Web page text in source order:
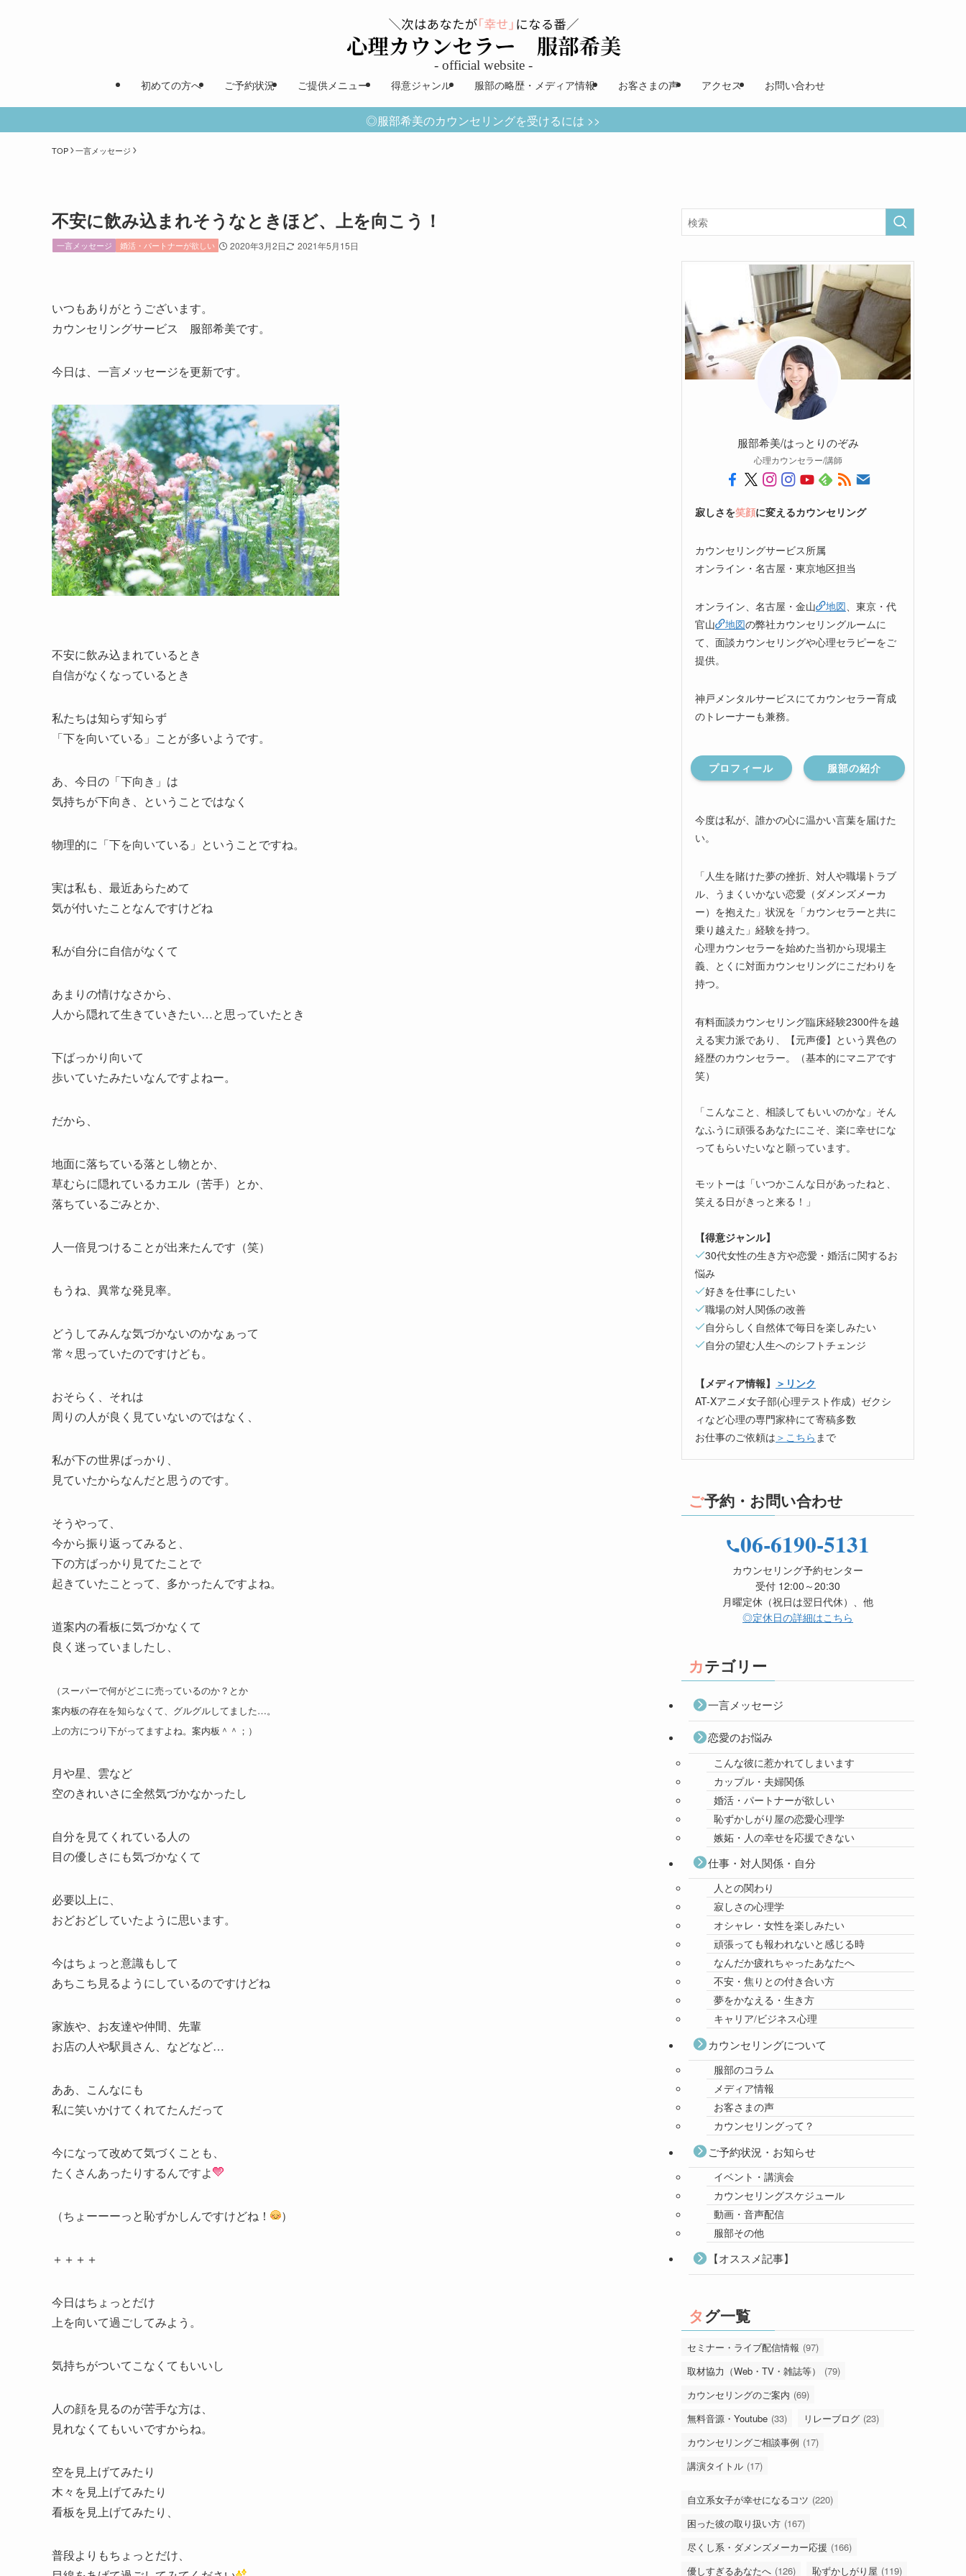
初めての方へ ご予約状況 ご提供メニュー 得意ジャンル 服部の略歴・メディア情報 お客さまの声 アクセス お問い合わせ
◎服部希美のカウンセリングを受けるには >>
TOP 一言メッセージ
不安に飲み込まれそうなときほど、上を向こう！
一言メッセージ 婚活・パートナーが欲しい 2020年3月2日 2021年5月15日
いつもありがとうございます。
カウンセリングサービス 服部希美です。
今日は、一言メッセージを更新です。
不安に飲み込まれているとき
自信がなくなっているとき
私たちは知らず知らず
「下を向いている」ことが多いようです。
あ、今日の「下向き」は
気持ちが下向き、ということではなく
物理的に「下を向いている」ということですね。
実は私も、最近あらためて
気が付いたことなんですけどね
私が自分に自信がなくて
あまりの情けなさから、
人から隠れて生きていきたい…と思っていたとき
下ばっかり向いて
歩いていたみたいなんですよねー。
だから、
地面に落ちている落とし物とか、
草むらに隠れているカエル（苦手）とか、
落ちているごみとか、
人一倍見つけることが出来たんです（笑）
もうね、異常な発見率。
どうしてみんな気づかないのかなぁって
常々思っていたのですけども。
おそらく、それは
周りの人が良く見ていないのではなく、
私が下の世界ばっかり、
見ていたからなんだと思うのです。
そうやって、
今から振り返ってみると、
下の方ばっかり見てたことで
起きていたことって、多かったんですよね。
道案内の看板に気づかなくて
良く迷っていましたし、
（スーパーで何がどこに売っているのか？とか
案内板の存在を知らなくて、グルグルしてました…。
上の方につり下がってますよね。案内板＾＾；）
月や星、雲など
空のきれいさに全然気づかなかったし
自分を見てくれている人の
目の優しさにも気づかなくて
必要以上に、
おどおどしていたように思います。
今はちょっと意識もして
あちこち見るようにしているのですけどね
家族や、お友達や仲間、先輩
お店の人や駅員さん、などなど…
ああ、こんなにも
私に笑いかけてくれてたんだって
今になって改めて気づくことも、
たくさんあったりするんですよ
（ちょーーーっと恥ずかしんですけどね！ ）
＋＋＋＋
今日はちょっとだけ
上を向いて過ごしてみよう。
気持ちがついてこなくてもいいし
人の顔を見るのが苦手な方は、
見れなくてもいいですからね。
空を見上げてみたり
木々を見上げてみたり
看板を見上げてみたり、
普段よりもちょっとだけ、
服部希美/はっとりのぞみ
心理カウンセラー/講師
寂しさを笑顔に変えるカウンセリング
カウンセリングサービス所属
オンライン・名古屋・東京地区担当
オンライン、名古屋・金山 地図、東京・代
官山
地図の弊社カウンセリングルームに
て、面談カウンセリングや心理セラピーをご
提供。
神戸メンタルサービスにてカウンセラー育成
のトレーナーも兼務。
プロフィール 服部の紹介
今度は私が、誰かの心に温かい言葉を届けた
い。
「人生を賭けた夢の挫折、対人や職場トラブ
ル、うまくいかない恋愛（ダメンズメーカ
ー）を抱えた」状況を「カウンセラーと共に
乗り越えた」経験を持つ。
心理カウンセラーを始めた当初から現場主
義、とくに対面カウンセリングにこだわりを
持つ。
有料面談カウンセリング臨床経験2300件を越
える実力派であり、【元声優】という異色の
経歴のカウンセラー。（基本的にマニアです
笑）
「こんなこと、相談してもいいのかな」そん
なふうに頑張るあなたにこそ、楽に幸せにな
ってもらいたいなと願っています。
モットーは「いつかこんな日があったねと、
笑える日がきっと来る！」
【得意ジャンル】
30代女性の生き方や恋愛・婚活に関するお
悩み
好きを仕事にしたい
職場の対人関係の改善
自分らしく自然体で毎日を楽しみたい
自分の望む人生へのシフトチェンジ
【メディア情報】 ＞リンク
AT-Xアニメ女子部(心理テスト作成）ゼクシ
ィなど心理の専門家枠にて寄稿多数
お仕事のご依頼は ＞こちら まで
ご予約・お問い合わせ
06-6190-5131
カウンセリング予約センター
受付 12:00～20:30
月曜定休（祝日は翌日代休）、他
◎定休日の詳細はこちら
カテゴリー
一言メッセージ
恋愛のお悩み
こんな彼に惹かれてしまいます
カップル・夫婦関係
婚活・パートナーが欲しい
恥ずかしがり屋の恋愛心理学
嫉妬・人の幸せを応援できない
仕事・対人関係・自分
人との関わり
寂しさの心理学
オシャレ・女性を楽しみたい
頑張っても報われないと感じる時
なんだか疲れちゃったあなたへ
不安・焦りとの付き合い方
夢をかなえる・生き方
キャリア/ビジネス心理
カウンセリングについて
服部のコラム
メディア情報
お客さまの声
カウンセリングって？
ご予約状況・お知らせ
イベント・講演会
カウンセリングスケジュール
動画・音声配信
服部その他
【オススメ記事】
タグ一覧
セミナー・ライブ配信情報 (97)
取材協力（Web・TV・雑誌等）
(79)
カウンセリングのご案内 (69)
無料音源・Youtube (33) リレーブログ (23)
カウンセリングご相談事例 (17)
講演タイトル (17)
自立系女子が幸せになるコツ (220)
困った彼の取り扱い方 (167)
尽くし系・ダメンズメーカー応援 (166)
優しすぎるあなたへ (126) 恥ずかしがり屋 (119)